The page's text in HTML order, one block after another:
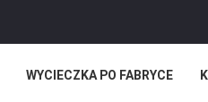
WYCIECZKA PO FABRYCE